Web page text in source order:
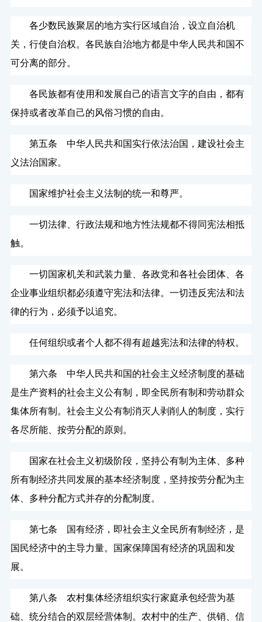
各少数民族聚居的地方实行区域自治，设立自治机
关，行使自治权。各民族自治地方都是中华人民共和国不
可分离的部分。
各民族都有使用和发展自己的语言文字的自由，都有
保持或者改革自己的风俗习惯的自由。
第五条 中华人民共和国实行依法治国，建设社会主
义法治国家。
国家维护社会主义法制的统一和尊严。
一切法律、行政法规和地方性法规都不得同宪法相抵
触。
一切国家机关和武装力量、各政党和各社会团体、各
企业事业组织都必须遵守宪法和法律。一切违反宪法和法
律的行为，必须予以追究。
任何组织或者个人都不得有超越宪法和法律的特权。
第六条 中华人民共和国的社会主义经济制度的基础
是生产资料的社会主义公有制，即全民所有制和劳动群众
集体所有制。社会主义公有制消灭人剥削人的制度，实行
各尽所能、按劳分配的原则。
国家在社会主义初级阶段，坚持公有制为主体、多种
所有制经济共同发展的基本经济制度，坚持按劳分配为主
体、多种分配方式并存的分配制度。
第七条 国有经济，即社会主义全民所有制经济，是
国民经济中的主导力量。国家保障国有经济的巩固和发
展。
第八条 农村集体经济组织实行家庭承包经营为基
础、统分结合的双层经营体制。农村中的生产、供销、信